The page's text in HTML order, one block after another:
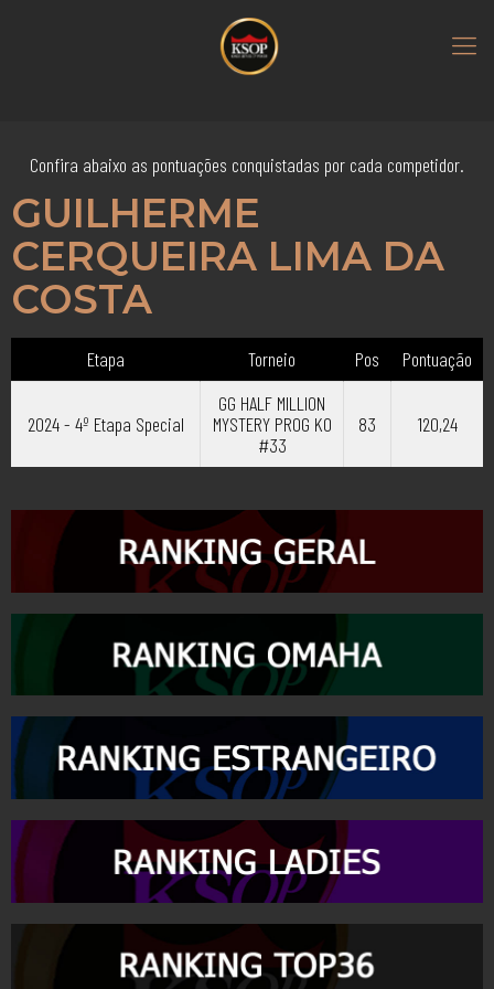
Confira abaixo as pontuações conquistadas por cada competidor.
GUILHERME
CERQUEIRA LIMA DA
COSTA
Etapa Torneio Pos Pontuação
2024 - 4º Etapa Special
GG HALF MILLION
MYSTERY PROG KO
#33
83 120,24